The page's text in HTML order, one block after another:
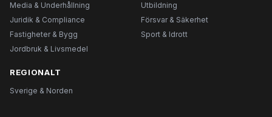
Media & Underhållning
Utbildning
Juridik & Compliance
Försvar & Säkerhet
Fastigheter & Bygg
Sport & Idrott
Jordbruk & Livsmedel
REGIONALT
Sverige & Norden